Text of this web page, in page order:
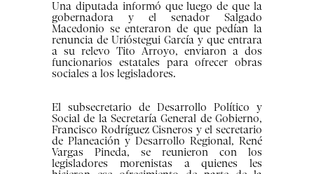
Una diputada informó que luego de que la
gobernadora y el senador Salgado
Macedonio se enteraron de que pedían la
renuncia de Urióstegui García y que entrara
a su relevo Tito Arroyo, enviaron a dos
funcionarios estatales para ofrecer obras
sociales a los legisladores.
El subsecretario de Desarrollo Político y
Social de la Secretaría General de Gobierno,
Francisco Rodríguez Cisneros y el secretario
de Planeación y Desarrollo Regional, René
Vargas Pineda, se reunieron con los
legisladores morenistas a quienes les